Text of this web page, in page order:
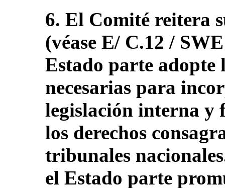
6. El Comité reitera
(véase E/ C.12 /
Estado parte adopte
necesarias para
legislación interna y
los derechos
tribunales
el Estado parte